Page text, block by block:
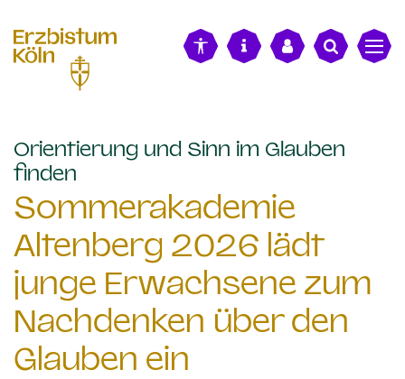
Orientierung und Sinn im Glauben
finden
Sommerakademie
Altenberg 2026 lädt
junge Erwachsene zum
Nachdenken über den
Glauben ein